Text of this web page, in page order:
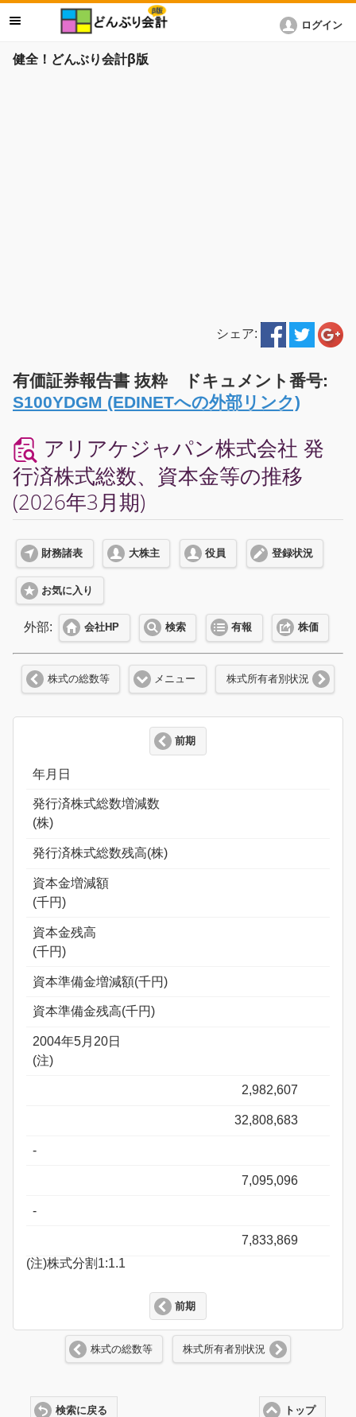
健全！どんぶり会計β版
ログイン
シェア:
有価証券報告書 抜粋 ドキュメント番号:
S100YDGM (EDINETへの外部リンク)
アリアケジャパン株式会社 発
行済株式総数、資本金等の推移
(2026年3月期)
財務諸表 大株主 役員 登録状況
お気に入り
外部: 会社HP 検索 有報 株価
株式の総数等 メニュー 株式所有者別状況
前期
年月日
発行済株式総数増減数
(株)
発行済株式総数残高(株)
資本金増減額
(千円)
資本金残高
(千円)
資本準備金増減額(千円)
資本準備金残高(千円)
2004年5月20日
(注)
2,982,607
32,808,683
-
7,095,096
-
7,833,869
(注)株式分割1:1.1
前期
株式の総数等 株式所有者別状況
トップ
検索に戻る